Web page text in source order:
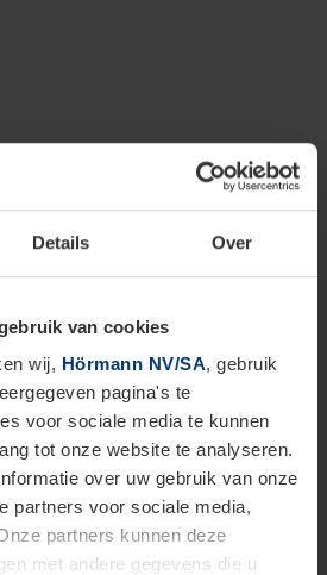
Details Over
van cookies
wij, Hörmann NV/SA, gebruik
pagina's te
voor sociale media te kunnen
tot onze website te analyseren.
over uw gebruik van onze
partners voor sociale media,
partners kunnen deze
met andere gegevens die u